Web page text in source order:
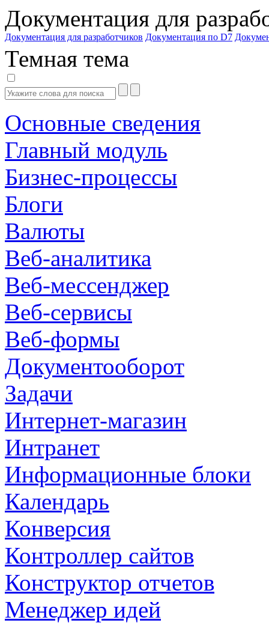
Документация для
Документация для разработчиков Документация по D7
Темная тема
Основные сведения
Главный модуль
Бизнес-процессы
Блоги
Валюты
Веб-аналитика
Веб-мессенджер
Веб-сервисы
Веб-формы
Документооборот
Задачи
Интернет-магазин
Интранет
Информационные блоки
Календарь
Конверсия
Контроллер сайтов
Конструктор отчетов
Менеджер идей